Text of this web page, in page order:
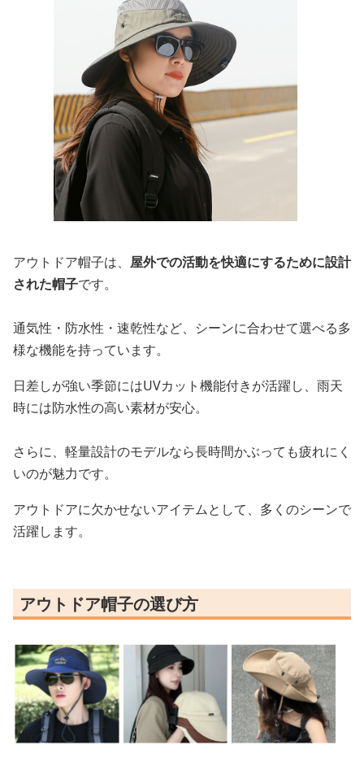
アウトドア帽子は、 屋外での活動を快適にするために設計
された帽子です。
通気性・防水性・速乾性など、シーンに合わせて選べる多
様な機能を持っています。
日差しが強い季節にはUVカット機能付きが活躍し、雨天
時には防水性の高い素材が安心。
さらに、軽量設計のモデルなら長時間かぶっても疲れにく
いのが魅力です。
アウトドアに欠かせないアイテムとして、多くのシーンで
活躍します。
アウトドア帽子の選び方